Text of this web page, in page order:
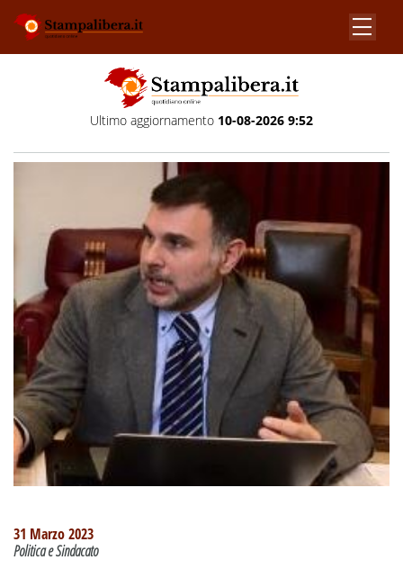
Ultimo aggiornamento 10-08-2026 9:52
31 Marzo 2023
Politica e Sindacato